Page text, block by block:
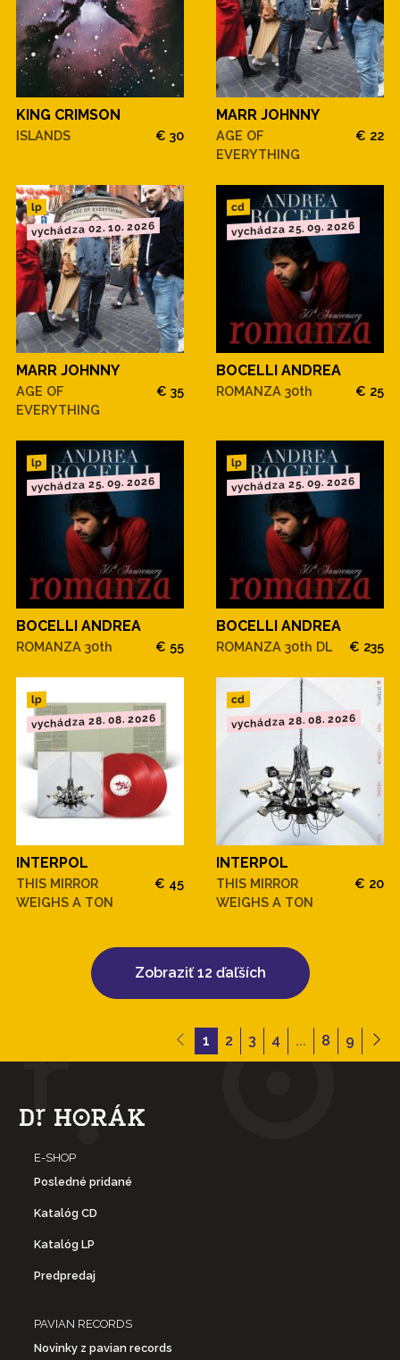
KING CRIMSON
ISLANDS € 30
MARR JOHNNY
AGE OF
EVERYTHING
€ 22
lp
vychádza 02. 10. 2026
MARR JOHNNY
AGE OF
EVERYTHING
€ 35
cd
vychádza 25. 09. 2026
BOCELLI ANDREA
ROMANZA 30th € 25
lp
vychádza 25. 09. 2026
BOCELLI ANDREA
ROMANZA 30th € 55
lp
vychádza 25. 09. 2026
BOCELLI ANDREA
ROMANZA 30th DL € 235
lp
vychádza 28. 08. 2026
INTERPOL
THIS MIRROR
WEIGHS A TON
€ 45
cd
vychádza 28. 08. 2026
INTERPOL
THIS MIRROR
WEIGHS A TON
€ 20
Zobraziť 12 ďaľších
1 2 3 4 ... 8 9
E-SHOP
Posledné pridané
Katalóg CD
Katalóg LP
Predpredaj
PAVIAN RECORDS
Novinky z pavian records